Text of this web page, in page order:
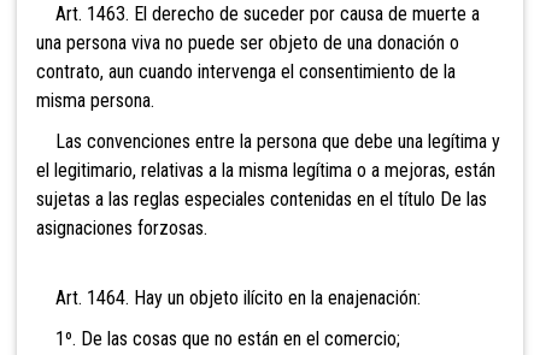
Art. 1463. El derecho de suceder por causa de muerte a
una persona viva no puede ser objeto de una donación o
contrato, aun cuando intervenga el consentimiento de la
misma persona.
Las convenciones entre la persona que debe una legítima y
el legitimario, relativas a la misma legítima o a mejoras, están
sujetas a las reglas especiales contenidas en el título De las
asignaciones forzosas.
Art. 1464. Hay un objeto ilícito en la enajenación:
1º. De las cosas que no están en el comercio;